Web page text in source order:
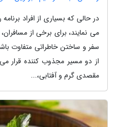
در حالی که بسیاری از افراد
می نمایند، برای برخی از
سفر و ساختن خاطراتی متفاوت
از دو مسیر مجذوب کننده قرار می
مقصدی گرم و آفتابی،...